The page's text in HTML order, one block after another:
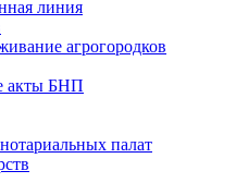
линия
агрогородков
акты БНП
палат